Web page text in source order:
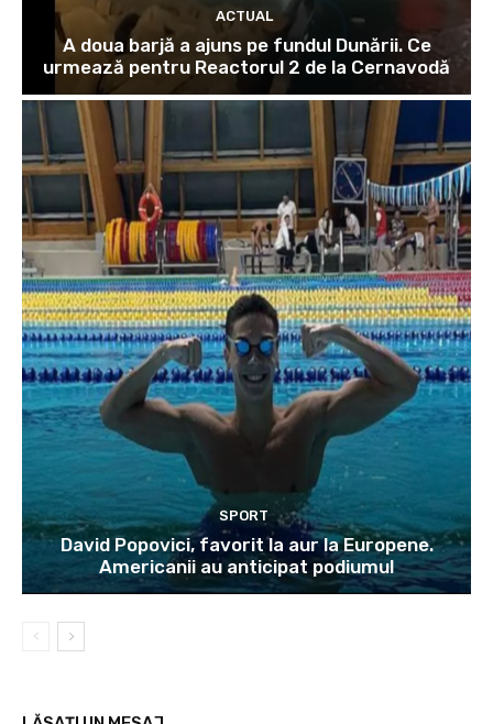
ACTUAL
A doua barjă a ajuns pe fundul Dunării. Ce
urmează pentru Reactorul 2 de la Cernavodă
SPORT
David Popovici, favorit la aur la Europene.
Americanii au anticipat podiumul